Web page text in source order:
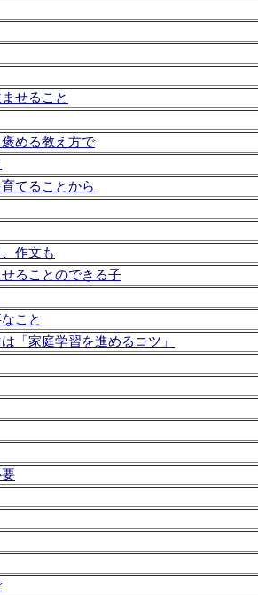
せること
める教え方で
てることから
作文も
ることのできる子
こと
「家庭学習を進めるコツ」